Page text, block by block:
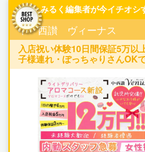
みるく編集者が今イチオシ
中・西讃 ヴィーナス
入店祝い体験10日間保証5万以上 未経験・
子様連れ・ぽっちゃりさんOK